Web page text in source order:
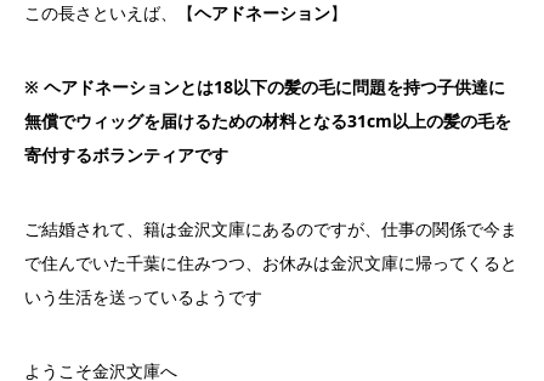
この長さといえば、【ヘアドネーション】
※ ヘアドネーションとは18以下の髪の毛に問題を持つ子供達に
無償でウィッグを届けるための材料となる31cm以上の髪の毛を
寄付するボランティアです
ご結婚されて、籍は金沢文庫にあるのですが、仕事の関係で今ま
で住んでいた千葉に住みつつ、お休みは金沢文庫に帰ってくると
いう生活を送っているようです
ようこそ金沢文庫へ